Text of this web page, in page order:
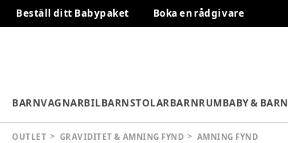
Beställ ditt Babypaket Boka en rådgivare
BARNVAGNARBILBARNSTOLARBARNRUMBABY & BARN
OUTLET GRAVIDITET & AMNING FYND AMNING FYND